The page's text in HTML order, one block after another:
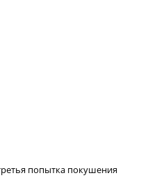
попытка покушения